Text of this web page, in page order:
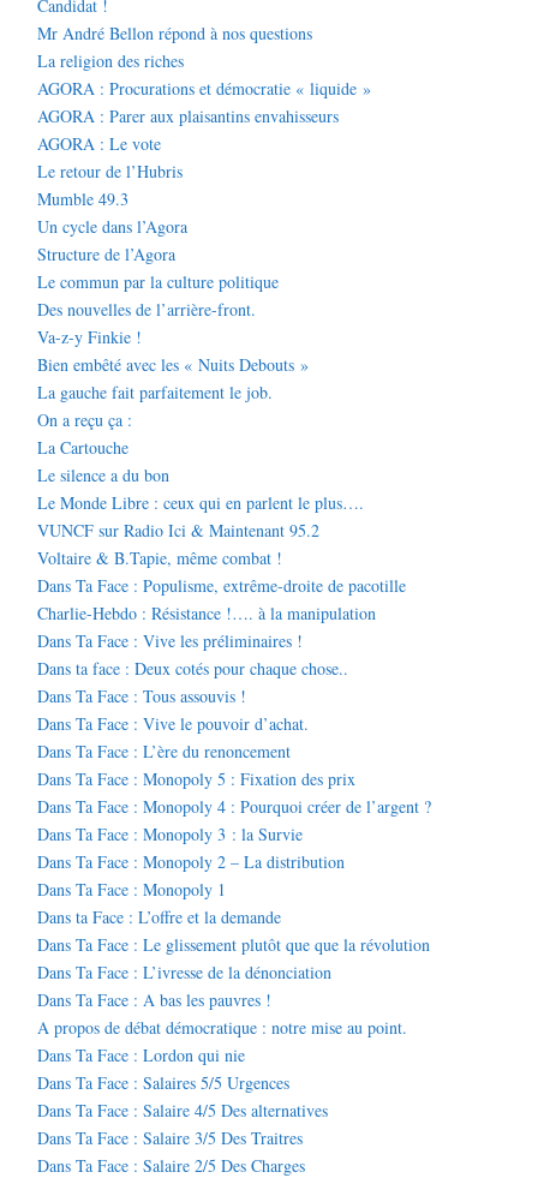
Candidat !
Mr André Bellon répond à nos questions
La religion des riches
AGORA : Procurations et démocratie « liquide »
AGORA : Parer aux plaisantins envahisseurs
AGORA : Le vote
Le retour de l’Hubris
Mumble 49.3
Un cycle dans l’Agora
Structure de l’Agora
Le commun par la culture politique
Des nouvelles de l’arrière-front.
Va-z-y Finkie !
Bien embêté avec les « Nuits Debouts »
La gauche fait parfaitement le job.
On a reçu ça :
La Cartouche
Le silence a du bon
Le Monde Libre : ceux qui en parlent le plus….
VUNCF sur Radio Ici & Maintenant 95.2
Voltaire & B.Tapie, même combat !
Dans Ta Face : Populisme, extrême-droite de pacotille
Charlie-Hebdo : Résistance !…. à la manipulation
Dans Ta Face : Vive les préliminaires !
Dans ta face : Deux cotés pour chaque chose..
Dans Ta Face : Tous assouvis !
Dans Ta Face : Vive le pouvoir d’achat.
Dans Ta Face : L’ère du renoncement
Dans Ta Face : Monopoly 5 : Fixation des prix
Dans Ta Face : Monopoly 4 : Pourquoi créer de l’argent ?
Dans Ta Face : Monopoly 3 : la Survie
Dans Ta Face : Monopoly 2 – La distribution
Dans Ta Face : Monopoly 1
Dans ta Face : L’offre et la demande
Dans Ta Face : Le glissement plutôt que que la révolution
Dans Ta Face : L’ivresse de la dénonciation
Dans Ta Face : A bas les pauvres !
A propos de débat démocratique : notre mise au point.
Dans Ta Face : Lordon qui nie
Dans Ta Face : Salaires 5/5 Urgences
Dans Ta Face : Salaire 4/5 Des alternatives
Dans Ta Face : Salaire 3/5 Des Traitres
Dans Ta Face : Salaire 2/5 Des Charges